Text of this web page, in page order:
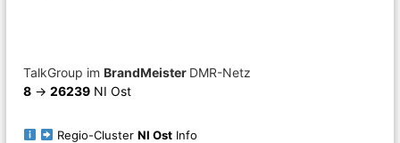
TalkGroup imBrandMeister DMR-Netz
8 ->26239 NI Ost
Regio-Cluster NI OstInfo